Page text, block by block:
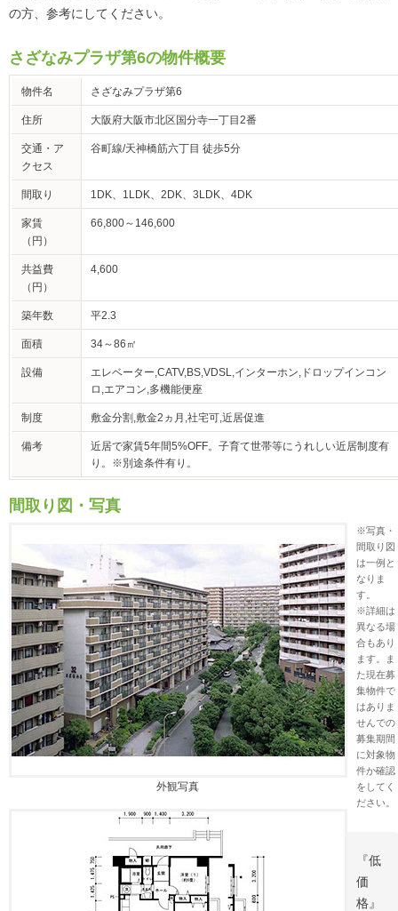
の方、参考にしてください。
さざなみプラザ第6の物件概要
物件名 さざなみプラザ第6
住所 大阪府大阪市北区国分寺一丁目2番
交通・ア
クセス
谷町線/天神橋筋六丁目 徒歩5分
間取り 1DK、1LDK、2DK、3LDK、4DK
家賃
（円）
66,800～146,600
共益費
（円）
4,600
築年数 平2.3
面積 34～86㎡
設備
エレベーター,CATV,BS,VDSL,インターホン,ドロップインコン
ロ,エアコン,多機能便座
制度 敷金分割,敷金2ヵ月,社宅可,近居促進
備考
近居で家賃5年間5%OFF。子育て世帯等にうれしい近居制度有
り。※別途条件有り。
間取り図・写真
外観写真
※写真・
間取り図
は一例と
なりま
す。
※詳細は
異なる場
合もあり
ます。ま
た現在募
集物件で
はありま
せんでの
募集期間
に対象物
件か確認
をしてく
ださい。
『低
価
格』